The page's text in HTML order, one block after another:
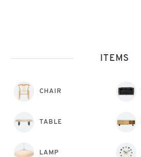
ITEMS
CHAIR
TABLE
LAMP